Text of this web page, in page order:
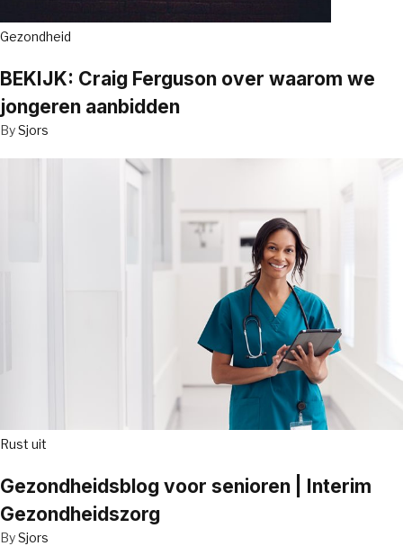
Gezondheid
BEKIJK: Craig Ferguson over waarom we
jongeren aanbidden
BySjors
Rust uit
Gezondheidsblog voor senioren | Interim
Gezondheidszorg
BySjors